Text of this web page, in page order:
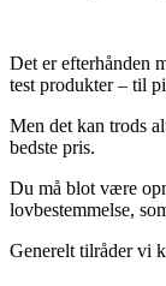
Det er efterhånden
test produkter – til
Men det kan trods
bedste pris.
Du må blot være
lovbestemmelse,
Generelt tilråder vi